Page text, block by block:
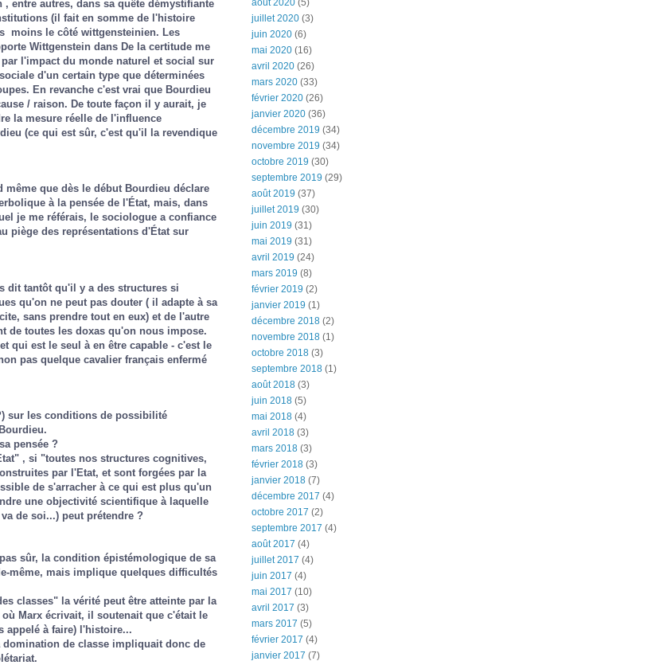
entre autres, dans sa quête démystifiante
(il fait en somme de l'histoire
moins le côté wittgensteinien. Les
Wittgenstein dans De la certitudeme
l'impact du monde naturel et social sur
d'un certain type que déterminées
En revanche c'est vrai que Bourdieu
/ raison. De toute façon il y aurait, je
la mesure réelle de l'influence
(ce qui est sûr, c'est qu'il la revendique
que dès le début Bourdieu déclare
à la pensée de l'État, mais, dans
je me référais, le sociologue a confiance
piège des représentations d'État sur
dit tantôt qu'il y a des structures si
qu'on ne peut pas douter ( il adapte à sa
sans prendre tout en eux) et de l'autre
de toutes les doxas qu'on nous impose.
qui est le seul à en être capable - c'est le
pas quelque cavalier français enfermé
sur les conditions de possibilité
pensée ?
, si "toutes nos structures cognitives,
par l'Etat, et sont forgées par la
de s'arracher à ce qui est plus qu'un
une objectivité scientifique à laquelle
de soi...) peut prétendre ?
sûr, la condition épistémologique de sa
même, mais implique quelques difficultés
classes" la vérité peut être atteinte par la
Marx écrivait, il soutenait que c'était le
appelé à faire) l'histoire...
de classe impliquait donc de
août 2020 (5)
juillet 2020 (3)
juin 2020 (6)
mai 2020 (16)
avril 2020 (26)
mars 2020 (33)
février 2020 (26)
janvier 2020 (36)
décembre 2019 (34)
novembre 2019 (34)
octobre 2019 (30)
septembre 2019 (29)
août 2019 (37)
juillet 2019 (30)
juin 2019 (31)
mai 2019 (31)
avril 2019 (24)
mars 2019 (8)
février 2019 (2)
janvier 2019 (1)
décembre 2018 (2)
novembre 2018 (1)
octobre 2018 (3)
septembre 2018 (1)
août 2018 (3)
juin 2018 (5)
mai 2018 (4)
avril 2018 (3)
mars 2018 (3)
février 2018 (3)
janvier 2018 (7)
décembre 2017 (4)
octobre 2017 (2)
septembre 2017 (4)
août 2017 (4)
juillet 2017 (4)
juin 2017 (4)
mai 2017 (10)
avril 2017 (3)
mars 2017 (5)
février 2017 (4)
janvier 2017 (7)